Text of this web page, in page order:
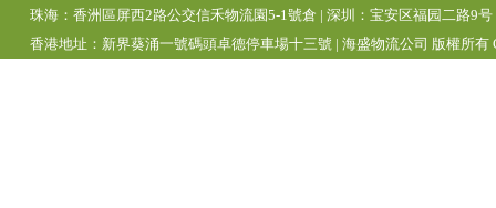
珠海：香洲區屏西2路公交信禾物流園5-1號倉 | 深圳：宝安区福园二路9
香港地址：新界葵涌一號碼頭卓德停車場十三號 | 海盛物流公司 版權所有